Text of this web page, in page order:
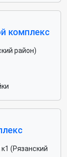
комплекс
район)
(Рязанский